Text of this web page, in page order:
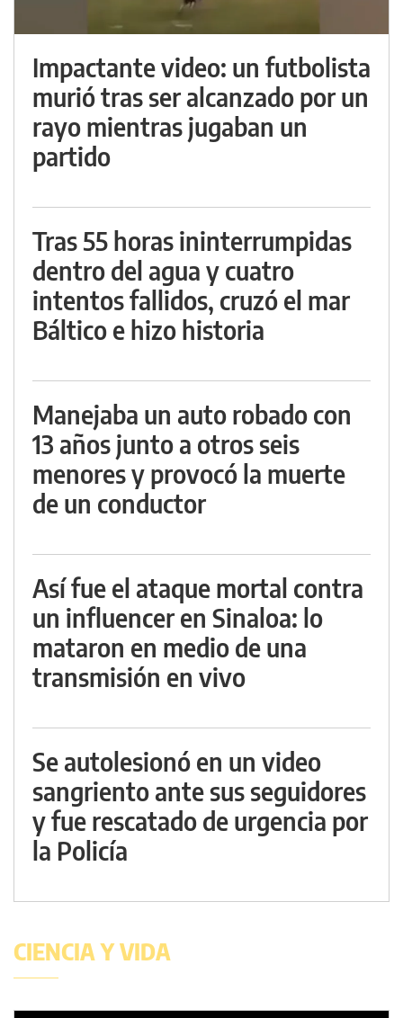
Impactante video: un futbolista
murió tras ser alcanzado por un
rayo mientras jugaban un
partido
Tras 55 horas ininterrumpidas
dentro del agua y cuatro
intentos fallidos, cruzó el mar
Báltico e hizo historia
Manejaba un auto robado con
13 años junto a otros seis
menores y provocó la muerte
de un conductor
Así fue el ataque mortal contra
un influencer en Sinaloa: lo
mataron en medio de una
transmisión en vivo
Se autolesionó en un video
sangriento ante sus seguidores
y fue rescatado de urgencia por
la Policía
CIENCIA Y VIDA